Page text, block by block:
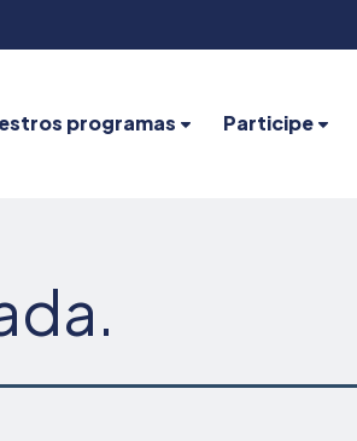
programas Participe